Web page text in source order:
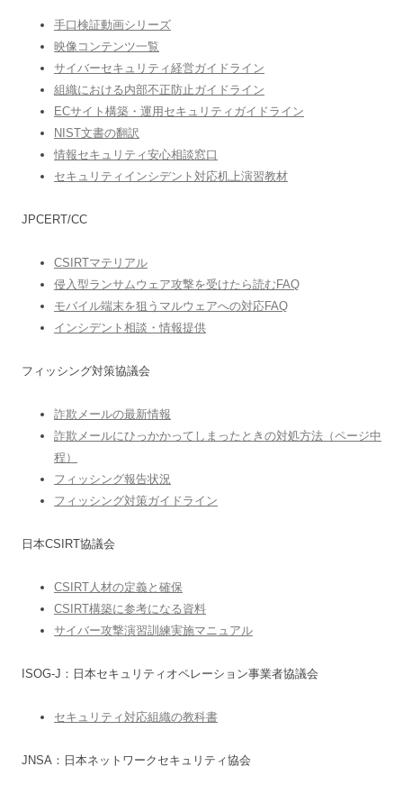
手口検証動画シリーズ
映像コンテンツ一覧
サイバーセキュリティ経営ガイドライン
組織における内部不正防止ガイドライン
ECサイト構築・運用セキュリティガイドライン
NIST文書の翻訳
情報セキュリティ安心相談窓口
セキュリティインシデント対応机上演習教材
JPCERT/CC
CSIRTマテリアル
侵入型ランサムウェア攻撃を受けたら読むFAQ
モバイル端末を狙うマルウェアへの対応FAQ
インシデント相談・情報提供
フィッシング対策協議会
詐欺メールの最新情報
詐欺メールにひっかかってしまったときの対処方法（ページ中
程）
フィッシング報告状況
フィッシング対策ガイドライン
日本CSIRT協議会
CSIRT人材の定義と確保
CSIRT構築に参考になる資料
サイバー攻撃演習訓練実施マニュアル
ISOG-J：日本セキュリティオペレーション事業者協議会
セキュリティ対応組織の教科書
JNSA：日本ネットワークセキュリティ協会